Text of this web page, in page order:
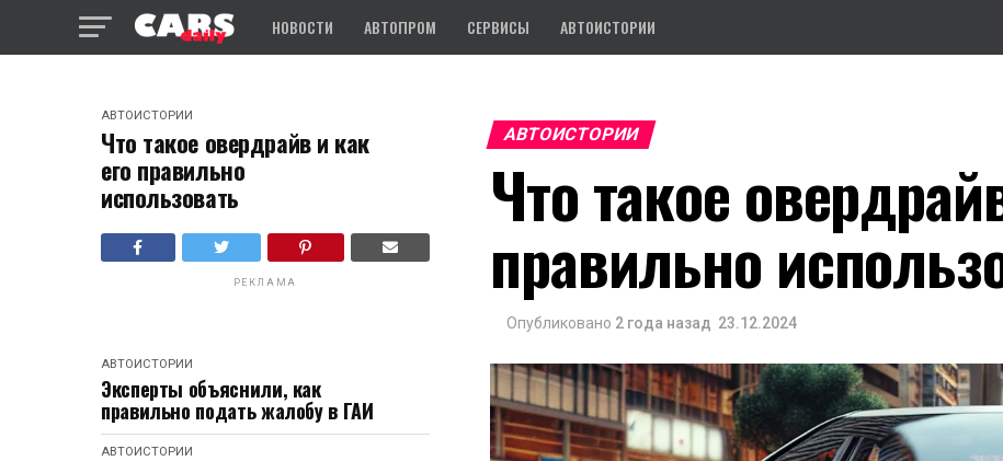
НОВОСТИ АВТОПРОМ СЕРВИСЫ АВТОИСТОРИИ
АВТОИСТОРИИ
Что такое овердрайв и как
его правильно
использовать
РЕКЛАМА
АВТОИСТОРИИ
Эксперты объяснили, как
правильно подать жалобу в ГАИ
АВТОИСТОРИИ
АВТОИСТОРИИ
Что такое
правильно
Опубликовано 2 года назад 23.12.2024